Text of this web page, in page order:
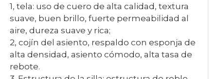
1, tela: uso de cuero de alta calidad, textura
suave, buen brillo, fuerte permeabilidad al
aire, dureza suave y rica;
2, cojín del asiento, respaldo con esponja de
alta densidad, asiento cómodo, alta tasa de
rebote.